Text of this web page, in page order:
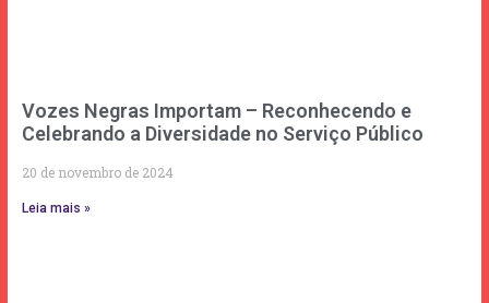
Vozes Negras Importam – Reconhecendo e
Celebrando a Diversidade no Serviço Público
20 de novembro de 2024
Leia mais »